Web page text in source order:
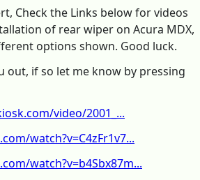
Check the Links below for videos
of rear wiper on Acura MDX,
options shown. Good luck.
out, if so let me know by pressing
video/2001_...
watch?v=C4zFr1v7...
watch?v=b4Sbx87m...